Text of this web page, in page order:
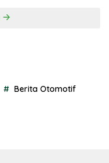
Berita Otomotif